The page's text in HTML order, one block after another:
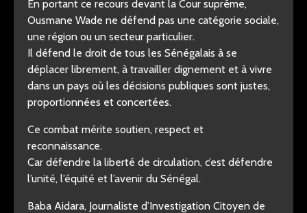
En portant ce recours devant la Cour suprême,
Ousmane Wade ne défend pas une catégorie sociale,
une région ou un secteur particulier.
Il défend le droit de tous les Sénégalais à se
déplacer librement, à travailler dignement et à vivre
dans un pays où les décisions publiques sont justes,
proportionnées et concertées.
Ce combat mérite soutien, respect et
reconnaissance.
Car défendre la liberté de circulation, c’est défendre
l’unité, l’équité et l’avenir du Sénégal.
Baba Aidara, Journaliste d’Investigation Citoyen de